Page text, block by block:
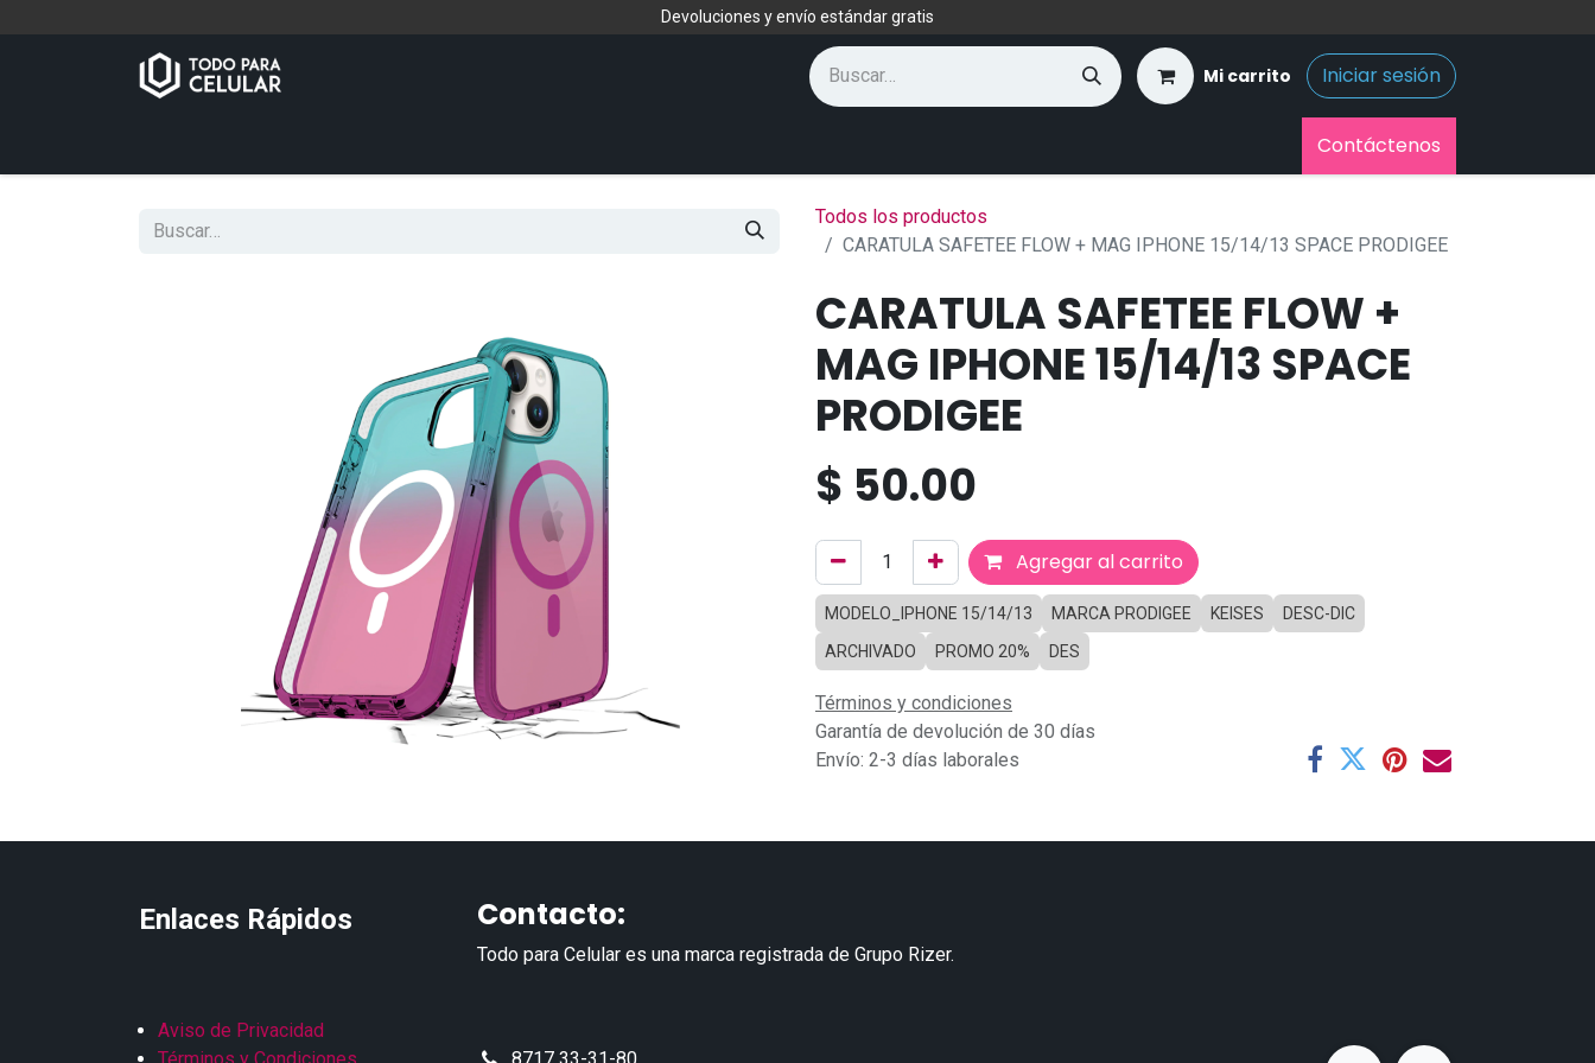
Devoluciones y envío estándar gratis
Mi carrito Iniciar sesión
Contáctenos
Todos los productos
CARATULA SAFETEE FLOW + MAG IPHONE 15/14/13 SPACE PRODIGEE
CARATULA SAFETEE FLOW +
MAG IPHONE 15/14/13 SPACE
PRODIGEE
$ 50.00
Agregar al carrito
MODELO_IPHONE 15/14/13 MARCA PRODIGEE KEISES
DESC-DIC
ARCHIVADO
PROMO 20% DES
Términos y condiciones
Garantía de devolución de 30 días
Envío: 2-3 días laborales
Enlaces Rápidos Contacto:
Todo para Celular es una marca registrada de Grupo Rizer.
Aviso de Privacidad